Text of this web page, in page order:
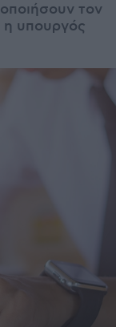
τον
υπουργός